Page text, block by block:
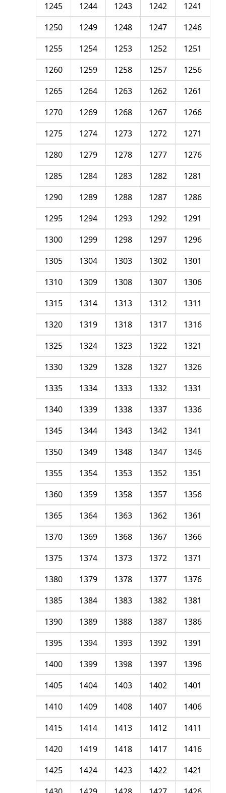
1241
1242
1243
1244
1245
1246
1247
1248
1249
1250
1251
1252
1253
1254
1255
1256
1257
1258
1259
1260
1261
1262
1263
1264
1265
1266
1267
1268
1269
1270
1271
1272
1273
1274
1275
1276
1277
1278
1279
1280
1281
1282
1283
1284
1285
1286
1287
1288
1289
1290
1291
1292
1293
1294
1295
1296
1297
1298
1299
1300
1301
1302
1303
1304
1305
1306
1307
1308
1309
1310
1311
1312
1313
1314
1315
1316
1317
1318
1319
1320
1321
1322
1323
1324
1325
1326
1327
1328
1329
1330
1331
1332
1333
1334
1335
1336
1337
1338
1339
1340
1341
1342
1343
1344
1345
1346
1347
1348
1349
1350
1351
1352
1353
1354
1355
1356
1357
1358
1359
1360
1361
1362
1363
1364
1365
1366
1367
1368
1369
1370
1371
1372
1373
1374
1375
1376
1377
1378
1379
1380
1381
1382
1383
1384
1385
1386
1387
1388
1389
1390
1391
1392
1393
1394
1395
1396
1397
1398
1399
1400
1401
1402
1403
1404
1405
1406
1407
1408
1409
1410
1411
1412
1413
1414
1415
1416
1417
1418
1419
1420
1421
1422
1423
1424
1425